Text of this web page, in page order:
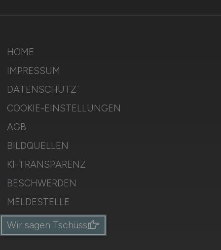
HOME
IMPRESSUM
DATENSCHUTZ
COOKIE-EINSTELLUNGEN
AGB
BILDQUELLEN
KI-TRANSPARENZ
BESCHWERDEN
MELDESTELLE
SITEMAP
Wir sagen Tschüss